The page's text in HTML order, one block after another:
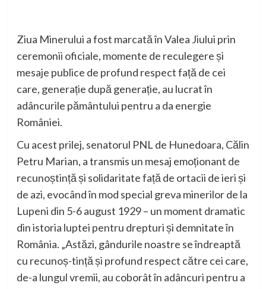
Ziua Minerului a fost marcată în Valea Jiului prin
ceremonii oficiale, momente de reculegere și
mesaje publice de profund respect față de cei
care, generație după generație, au lucrat în
adâncurile pământului pentru a da energie
României.
Cu acest prilej, senatorul PNL de Hunedoara, Călin
Petru Marian, a transmis un mesaj emoționant de
recunoștință și solidaritate față de ortacii de ieri și
de azi, evocând în mod special greva minerilor de la
Lupeni din 5-6 august 1929 – un moment dramatic
din istoria luptei pentru drepturi și demnitate în
România. „Astăzi, gândurile noastre se îndreaptă
cu recunoș-tință și profund respect către cei care,
de-a lungul vremii, au coborât în adâncuri pentru a